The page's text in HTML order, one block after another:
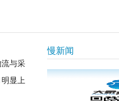
与采
显上
慢新闻